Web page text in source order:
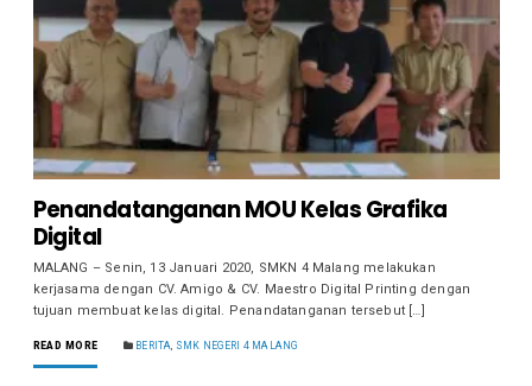
Penandatanganan MOU Kelas Grafika
Digital
MALANG – Senin, 13 Januari 2020, SMKN 4 Malang melakukan
kerjasama dengan CV. Amigo & CV. Maestro Digital Printing dengan
tujuan membuat kelas digital. Penandatanganan tersebut […]
READ MORE BERITA SMK NEGERI 4 MALANG